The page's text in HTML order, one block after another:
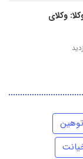
وکلای
توهین